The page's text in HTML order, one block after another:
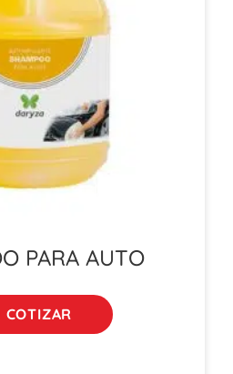
PARA AUTO
COTIZAR